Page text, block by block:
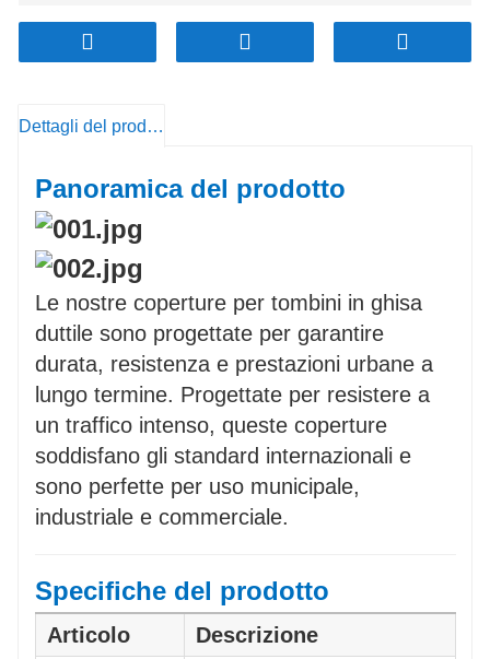
superiore strutturata garantisce la
sicurezza di pedoni e veicoli.
sicuro.
Disponibili in varie dimensioni, loghi e
portate.
Riduzione del rumore
gomma aiutano a ridurre le vibrazioni e il
rumore durante l'uso.
Dettagli del prodotto
Panoramica del prodotto
Le nostre coperture per tombini in ghisa
duttile sono progettate per garantire
durata, resistenza e prestazioni urbane a
lungo termine. Progettate per resistere a
un traffico intenso, queste coperture
soddisfano gli standard internazionali e
sono perfette per uso municipale,
industriale e commerciale.
Specifiche del prodotto
Articolo
Descrizione